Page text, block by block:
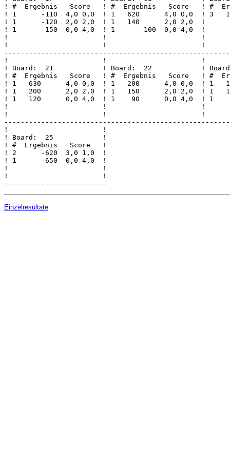
! #  Ergebnis   Score   ! #  Ergebnis   Score   ! #
! 1      -110  4,0 0,0  ! 1   620      4,0 0,0  ! 3
! 1      -120  2,0 2,0  ! 1   140      2,0 2,0  !
! 1      -150  0,0 4,0  ! 1      -100  0,0 4,0  !
!                       !                       !
!                       !                       !
!                       !                       !
! Board:  21            ! Board:  22            !
! #  Ergebnis   Score   ! #  Ergebnis   Score   ! #
! 1   630      4,0 0,0  ! 1   200      4,0 0,0  ! 1
! 1   200      2,0 2,0  ! 1   150      2,0 2,0  ! 1
! 1   120      0,0 4,0  ! 1    90      0,0 4,0  ! 1
!                       !                       !
!                       !                       !
!                       !
! Board:  25            !
! #  Ergebnis   Score   !
! 2      -620  3,0 1,0  !
! 1      -650  0,0 4,0  !
!                       !
!                       !
Einzelresultate